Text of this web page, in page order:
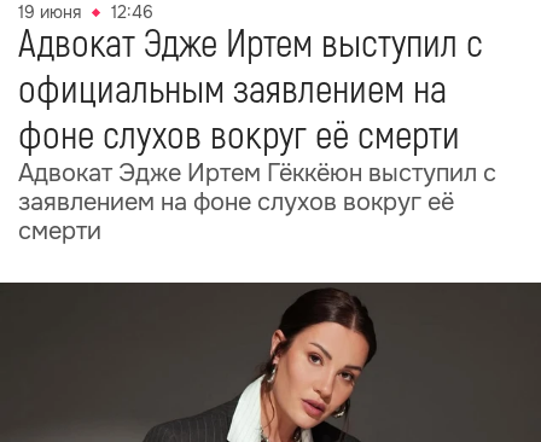
19 июня 12:46
Адвокат Эдже Иртем выступил с
официальным заявлением на
фоне слухов вокруг её смерти
Адвокат Эдже Иртем Гёккёюн выступил с
заявлением на фоне слухов вокруг её
смерти